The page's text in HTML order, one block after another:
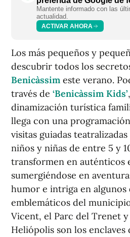
Mantente informado con las
actualidad.
ACTIVAR AHORA
Los más pequeños y
descubrir todos los
Benicàssim este verano.
través de ‘Benicàssim Kids’
dinamización turística
llega con una
visitas guiadas
niños y niñas de entre 5 y
transformen en auténticos
sumergiéndose en
humor e intriga en algunos
emblemáticos del
Vicent, el Parc del Trenet
Heliópolis son los enclaves